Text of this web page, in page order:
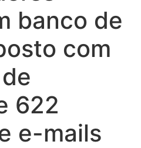
banco de
com
622
e-mails